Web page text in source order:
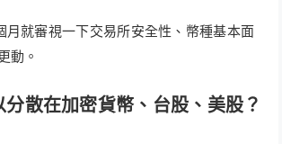
月就審視一下交易所安全性、幣種基本面
動。
散在加密貨幣、台股、美股？